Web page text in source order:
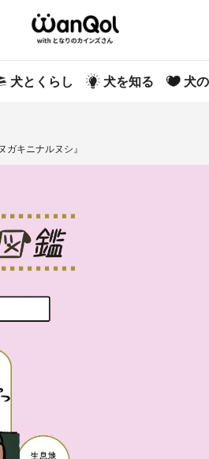
犬とくらし 犬を知る 犬
ガキニナルヌシ』